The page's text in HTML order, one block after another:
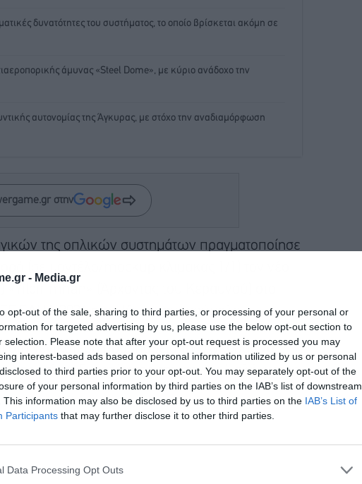
- Media.gr
opt-out of the sale, sharing to third parties, or processing of your personal or
for targeted advertising by us, please use the below opt-out section to
selection. Please note that after your opt-out request is processed you may
interest-based ads based on personal information utilized by us or personal
to third parties prior to your opt-out. You may separately opt-out of the
of your personal information by third parties on the IAB’s list of downstream
This information may also be disclosed by us to third parties on the IAB’s List of
Participants that may further disclose it to other third parties.
Data Processing Opt Outs
δυνατότητες του συστήματος, το οποίο βρίσκεται ακόμη σε
άμυνας «Steel Dome», με κύριο ανάδοχο την
αυτονομίας της Άγκυρας, με στόχο την αναδιαμόρφωση
στην
της οπλικών συστημάτων πραγματοποίησε
(σε μοντέλο/mockup κλίμακας 1/1) τον νέο
«Yildirimhan» (Άρχοντας του Κεραυνού) στο
SAHA 2026 στην Κωνσταντινούπολη.
γενικότερη προσπάθεια της Άγκυρας να
αποκτήσει δυνατότητες στρατηγικού πλήγματος